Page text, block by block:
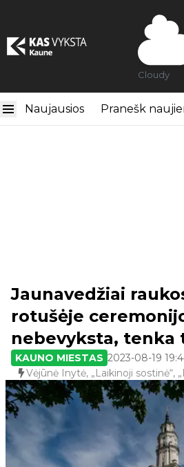
Cloudy
Naujausios Pranešk
Jaunavedžiai
rotušėje
nebevyksta,
KAUNO MIESTAS 2023-08-19
Vėjūnė Inytė, „Laikinoji sostinė“,